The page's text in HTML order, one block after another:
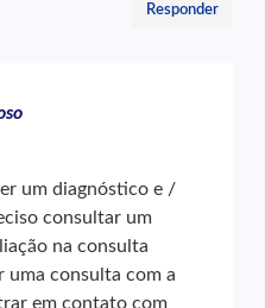
Responder
um diagnóstico e /
consultar um
na consulta
uma consulta com a
em contato com